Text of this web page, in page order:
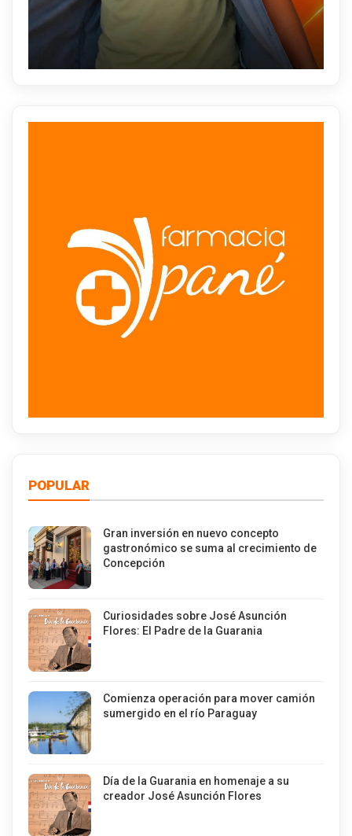
POPULAR
Gran inversión en nuevo concepto
gastronómico se suma al crecimiento de
Concepción
Curiosidades sobre José Asunción
Flores: El Padre de la Guarania
Comienza operación para mover camión
sumergido en el río Paraguay
Día de la Guarania en homenaje a su
creador José Asunción Flores